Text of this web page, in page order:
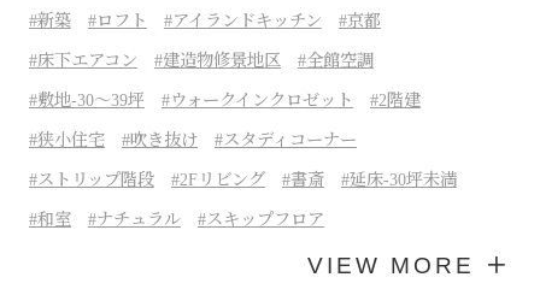
新築 ロフト アイランドキッチン 京都
床下エアコン 建造物修景地区 全館空調
敷地-30～39坪 ウォークインクロゼット 2階建
狭小住宅 吹き抜け スタディコーナー
ストリップ階段 2Fリビング 書斎 延床-30坪未満
和室 ナチュラル スキップフロア
VIEW MORE ＋